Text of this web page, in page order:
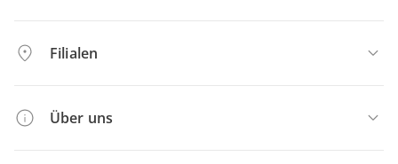
Mehrlingsrabatt
Filialen
Beratungstermin
Über uns